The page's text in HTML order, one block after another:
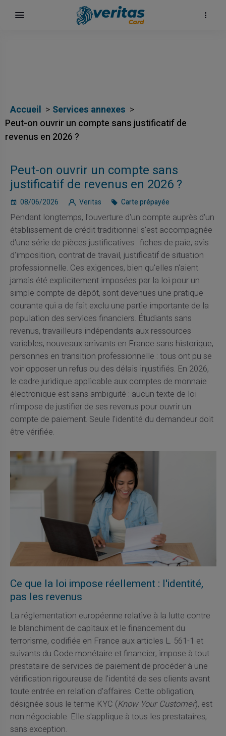
Accueil
Services annexes
Peut-on ouvrir un compte sans justificatif de
revenus en 2026 ?
Peut-on ouvrir un compte sans
justificatif de revenus en 2026 ?
08/06/2026 Veritas Carte prépayée
Pendant longtemps, l'ouverture d'un compte auprès d'un
établissement de crédit traditionnel s'est accompagnée
d'une série de pièces justificatives : fiches de paie, avis
d'imposition, contrat de travail, justificatif de situation
professionnelle. Ces exigences, bien qu'elles n'aient
jamais été explicitement imposées par la loi pour un
simple compte de dépôt, sont devenues une pratique
courante qui a de fait exclu une partie importante de la
population des services financiers. Étudiants sans
revenus, travailleurs indépendants aux ressources
variables, nouveaux arrivants en France sans historique,
personnes en transition professionnelle : tous ont pu se
voir opposer un refus ou des délais injustifiés. En 2026,
le cadre juridique applicable aux comptes de monnaie
électronique est sans ambiguïté : aucun texte de loi
n'impose de justifier de ses revenus pour ouvrir un
compte de paiement. Seule l'identité du demandeur doit
être vérifiée.
Ce que la loi impose réellement : l'identité,
pas les revenus
La réglementation européenne relative à la lutte contre
le blanchiment de capitaux et le financement du
terrorisme, codifiée en France aux articles L. 561-1 et
suivants du Code monétaire et financier, impose à tout
prestataire de services de paiement de procéder à une
vérification rigoureuse de l'identité de ses clients avant
toute entrée en relation d'affaires. Cette obligation,
désignée sous le terme KYC (Know Your Customer), est
non négociable. Elle s'applique à tous les prestataires,
sans exception.